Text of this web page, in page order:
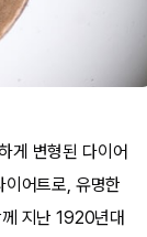
게 변형된 다이어
어트로, 유명한
지난 1920년대